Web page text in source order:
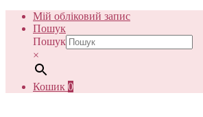
Мій обліковий запис
Пошук
Пошук
×
Кошик 0